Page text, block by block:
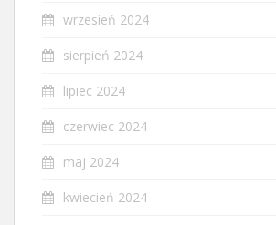
wrzesień 2024
sierpień 2024
lipiec 2024
czerwiec 2024
maj 2024
kwiecień 2024